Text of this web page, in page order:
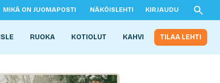
MIKÄ ON JUOMAPOSTI NÄKÖISLEHTI KIRJAUDU
RUOKA KOTIOLUT KAHVI TILAA LEHTI